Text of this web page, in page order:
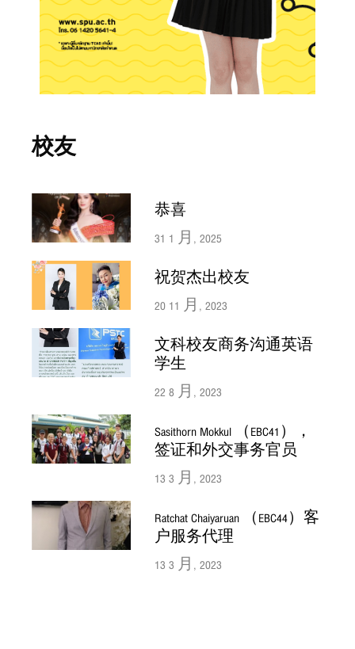
校友
恭喜
31 1 月, 2025
祝贺杰出校友
20 11 月, 2023
文科校友商务沟通英语
学生
22 8 月, 2023
Sasithorn Mokkul （EBC41），
签证和外交事务官员
13 3 月, 2023
Ratchat Chaiyaruan （EBC44）客
户服务代理
13 3 月, 2023